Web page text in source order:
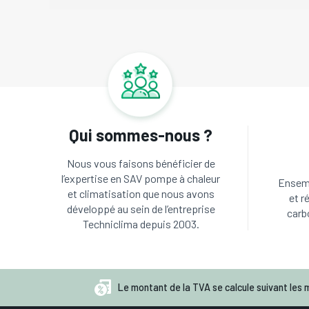
Qui sommes-nous ?
Nous vous faisons bénéficier de
l’expertise en SAV pompe à chaleur
et climatisation que nous avons
développé au sein de l’entreprise
Techniclima depuis 2003.
et
Le montant de la TVA se calcule suivant